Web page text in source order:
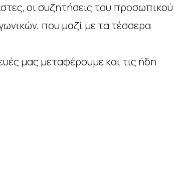
οι συζητήσεις του προσωπικού
που μαζί με τα τέσσερα
μας μεταφέρουμε και τις ήδη